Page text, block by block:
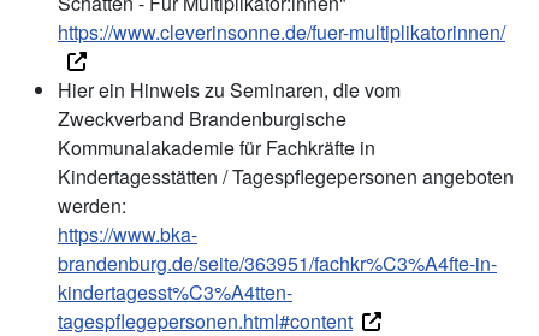
https://www.cleverinsonne.de/fuer-multiplikatorinnen/
Hier ein Hinweis zu Seminaren, die vom
Zweckverband Brandenburgische
Kommunalakademie für Fachkräfte in
Kindertagesstätten / Tagespflegepersonen angeboten
werden:
https://www.bka-
brandenburg.de/seite/363951/fachkr%C3%A4fte-in-
kindertagesst%C3%A4tten-
tagespflegepersonen.html#content